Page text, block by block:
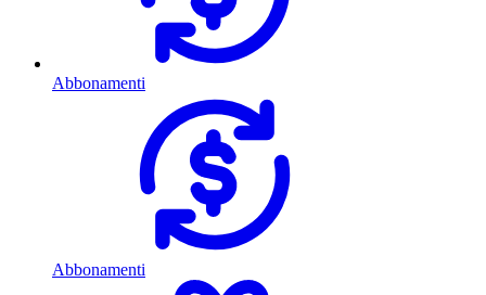
Abbonamenti
Abbonamenti